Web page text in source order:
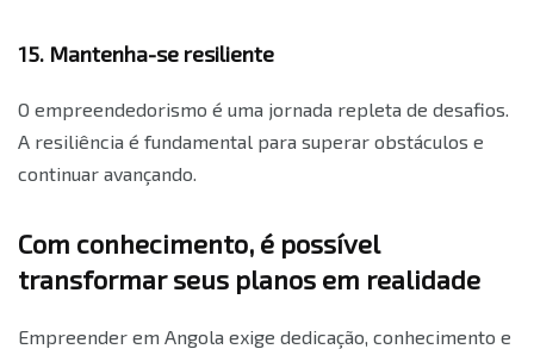
15. Mantenha-se resiliente
O empreendedorismo é uma jornada repleta de desafios.
A resiliência é fundamental para superar obstáculos e
continuar avançando.
Com conhecimento, é possível
transformar seus planos em realidade
Empreender em Angola exige dedicação, conhecimento e